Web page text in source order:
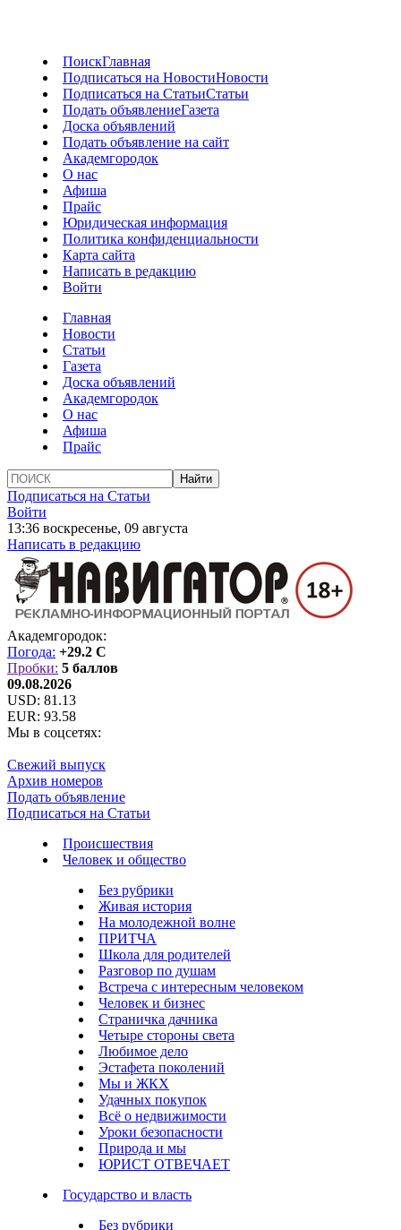
ПоискГлавная
Подписаться на НовостиНовости
Подписаться на СтатьиСтатьи
Подать объявлениеГазета
Доска объявлений
Подать объявление на сайт
Академгородок
О нас
Афиша
Прайс
Юридическая информация
Политика конфиденциальности
Карта сайта
Написать в редакцию
Войти
Главная
Новости
Статьи
Газета
Доска объявлений
Академгородок
О нас
Афиша
Прайс
Подписаться на Статьи
Войти
13:36 воскресенье, 09 августа
Написать в редакцию
Академгородок:
Погода: +29.2 C
Пробки: 5 баллов
09.08.2026
USD: 81.13
EUR: 93.58
Мы в соцсетях:
Свежий выпуск
Архив номеров
Подать объявление
Подписаться на Статьи
Происшествия
Человек и общество
Без рубрики
Живая история
На молодежной волне
ПРИТЧА
Школа для родителей
Разговор по душам
Встреча с интересным человеком
Человек и бизнес
Страничка дачника
Четыре стороны света
Любимое дело
Эстафета поколений
Мы и ЖКХ
Удачных покупок
Всё о недвижимости
Уроки безопасности
Природа и мы
ЮРИСТ ОТВЕЧАЕТ
Государство и власть
Без рубрики